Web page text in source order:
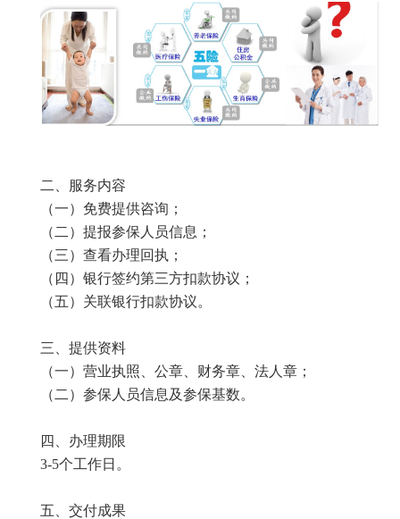
二、服务内容
（一）免费提供咨询；
（二）提报参保人员信息；
（三）查看办理回执；
（四）银行签约第三方扣款协议；
（五）关联银行扣款协议。
三、提供资料
（一）营业执照、公章、财务章、法人章；
（二）参保人员信息及参保基数。
四、办理期限
3-5个工作日。
五、交付成果